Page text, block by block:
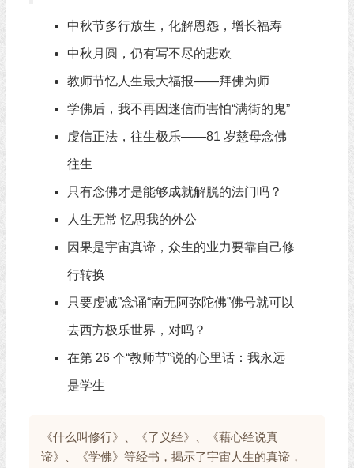
中秋节多行放生，化解恩怨，增长福寿
中秋月圆，仍有写不尽的悲欢
教师节忆人生最大福报——拜佛为师
学佛后，我不再因迷信而害怕“满街的鬼”
虔信正法，往生极乐——81 岁慈母念佛
往生
只有念佛才是能够成就解脱的法门吗？
人生无常 忆思我的外公
因果是宇宙真谛，众生的业力要靠自己修
行转换
只要虔诚”念诵“南无阿弥陀佛”佛号就可以
去西方极乐世界，对吗？
在第 26 个“教师节”说的心里话：我永远
是学生
《什么叫修行》、《了义经》、《藉心经说真
谛》、《学佛》等经书，揭示了宇宙人生的真谛，